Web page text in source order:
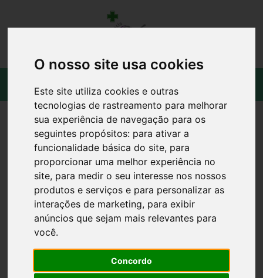
O nosso site usa cookies
Este site utiliza cookies e outras
tecnologias de rastreamento para melhorar
sua experiência de navegação para os
seguintes propósitos: para ativar a
funcionalidade básica do site, para
proporcionar uma melhor experiência no
site, para medir o seu interesse nos nossos
produtos e serviços e para personalizar as
interações de marketing, para exibir
anúncios que sejam mais relevantes para
você.
Concordo